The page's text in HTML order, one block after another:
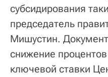
субсидирования
председатель
Мишустин.
снижение
ключевой ставки